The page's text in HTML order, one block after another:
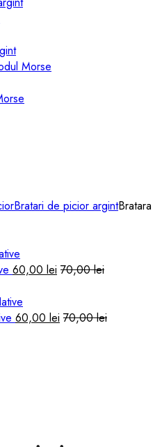
Morse
Bratari de picior argintBratara
60,00 lei 70,00lei
60,00 lei 70,00lei